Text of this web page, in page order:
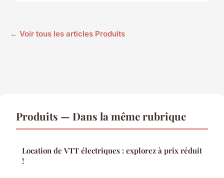
← Voir tous les articles Produits
Produits — Dans la même rubrique
Location de VTT électriques : explorez à prix réduit
!